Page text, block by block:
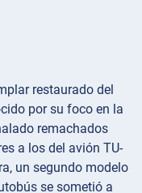
restaurado del
por su foco en la
remachados
a los del avión TU-
un segundo modelo
se sometió a